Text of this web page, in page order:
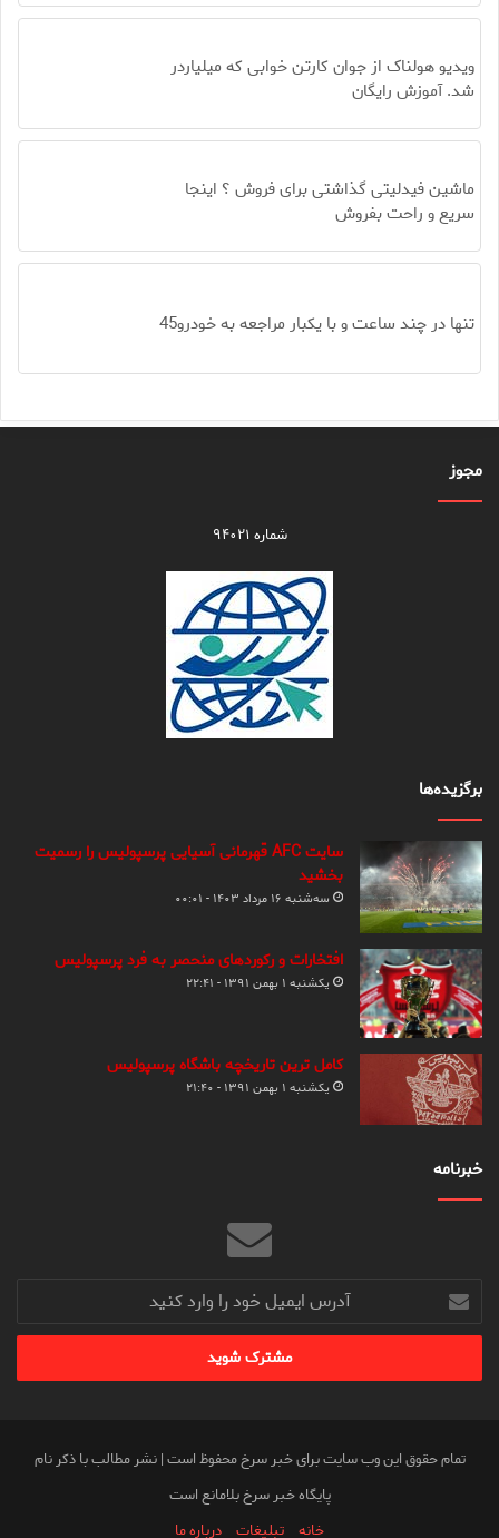
ویدیو هولناک از جوان کارتن خوابی که میلیاردر
شد. آموزش رایگان
ماشین فیدلیتی گذاشتی برای فروش ؟ اینجا
سریع و راحت بفروش
تنها در چند ساعت و با یکبار مراجعه به خودرو45
مجوز
شماره ۹۴۰۲۱
برگزیده‌ها
سایت AFC قهرمانی آسیایی پرسپولیس را رسمیت
بخشید
سه‌شنبه ۱۶ مرداد ۱۴۰۳ - ۰۰:۰۱
افتخارات و رکوردهای منحصر به فرد پرسپولیس
یکشنبه ۱ بهمن ۱۳۹۱ - ۲۲:۴۱
کامل ترین تاریخچه باشگاه پرسپولیس
یکشنبه ۱ بهمن ۱۳۹۱ - ۲۱:۴۰
خبرنامه
آدرس
ایمیل
خود
وارد
تمام حقوق این وب سایت برای خبر سرخ محفوظ است | نشر مطالب با ذکر نام
پایگاه خبر سرخ بلامانع است
خانه
تبلیغات درباره ما